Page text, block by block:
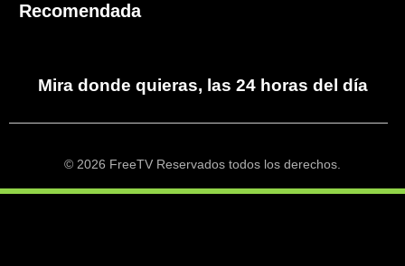
Recomendada
Mira donde quieras, las 24 horas del día
© 2026 FreeTV Reservados todos los derechos.